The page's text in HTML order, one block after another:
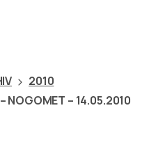
2010
NOGOMET – 14.05.2010